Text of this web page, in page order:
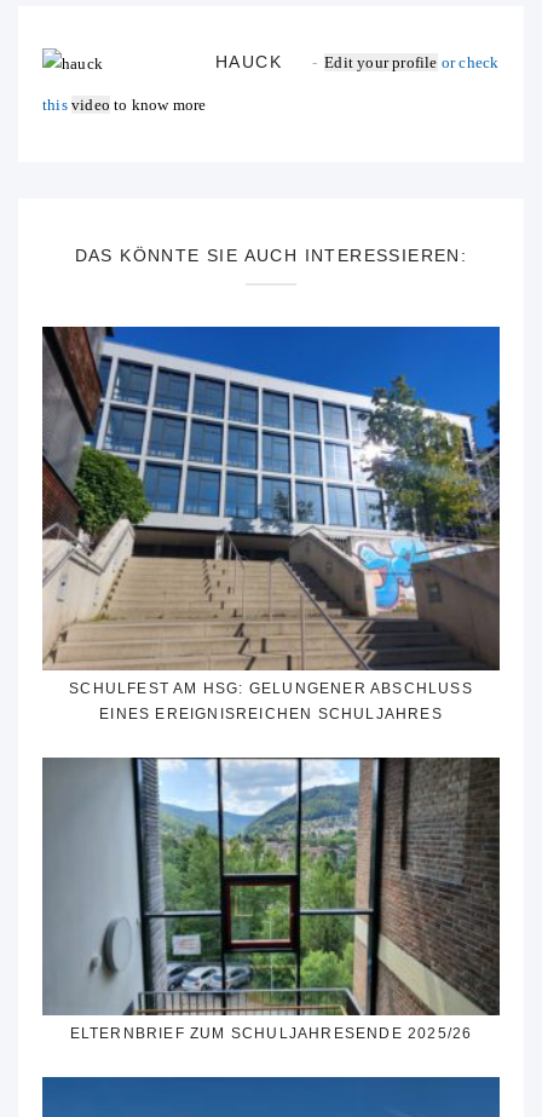
HAUCK Edit your profile or check
this video to know more
DAS KÖNNTE SIE AUCH INTERESSIEREN:
SCHULFEST AM HSG: GELUNGENER ABSCHLUSS
EINES EREIGNISREICHEN SCHULJAHRES
ELTERNBRIEF ZUM SCHULJAHRESENDE 2025/26